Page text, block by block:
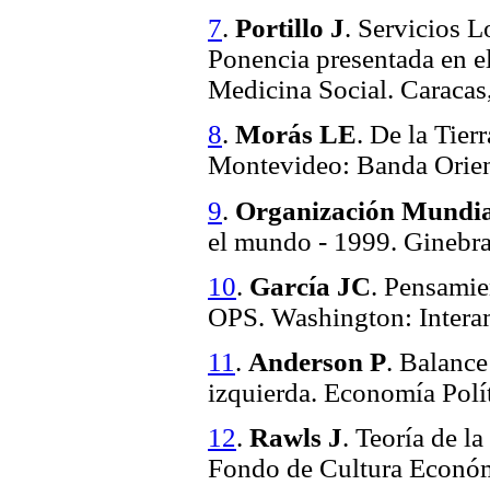
7. Portillo J. Servicios
Ponencia presentada en
Medicina Social.
8. Morás LE. De la
Montevideo: Banda
9. Organización
el mundo - 1999.
10. García JC.
OPS. Washington:
11 . Anderson P.
izquierda. Economía
12. Rawls J. Teoría de
Fondo de Cultura